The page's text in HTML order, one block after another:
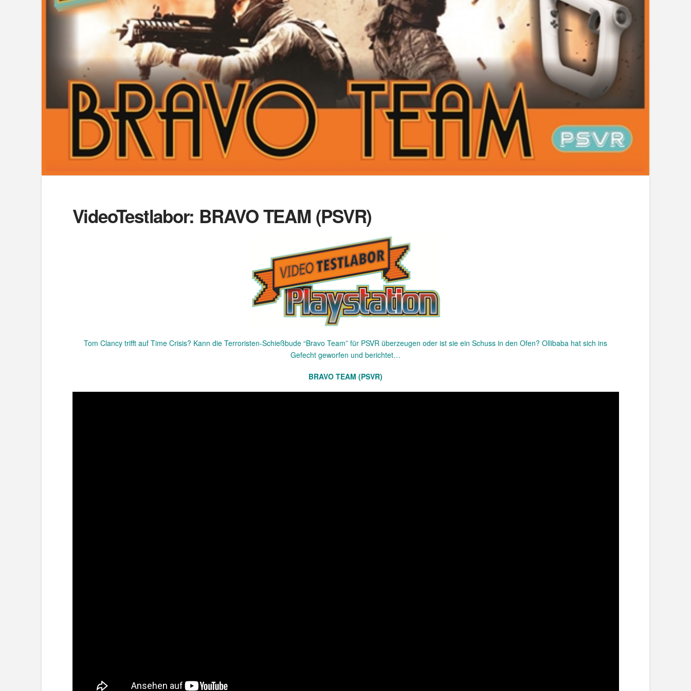
VideoTestlabor: BRAVO TEAM (PSVR)
Tom Clancy trifft auf Time Crisis? Kann die Terroristen-Schießbude “Bravo Team” für PSVR überzeugen oder ist sie ein Schuss in den Ofen? Ollibaba hat sich ins
Gefecht geworfen und berichtet…
BRAVO TEAM (PSVR)